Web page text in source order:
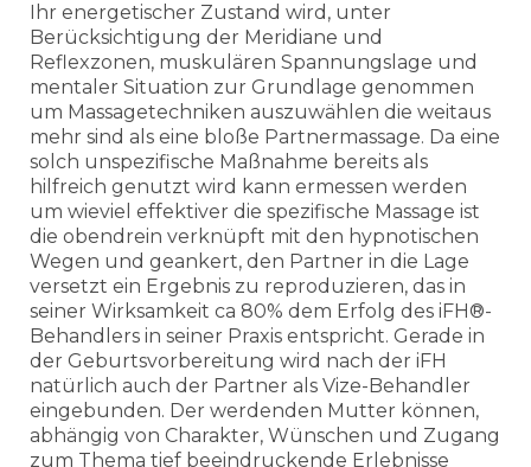
Ihr energetischer Zustand wird, unter
Berücksichtigung der Meridiane und
Reflexzonen, muskulären Spannungslage und
mentaler Situation zur Grundlage genommen
um Massagetechniken auszuwählen die weitaus
mehr sind als eine bloße Partnermassage. Da eine
solch unspezifische Maßnahme bereits als
hilfreich genutzt wird kann ermessen werden
um wieviel effektiver die spezifische Massage ist
die obendrein verknüpft mit den hypnotischen
Wegen und geankert, den Partner in die Lage
versetzt ein Ergebnis zu reproduzieren, das in
seiner Wirksamkeit ca 80% dem Erfolg des iFH®-
Behandlers in seiner Praxis entspricht. Gerade in
der Geburtsvorbereitung wird nach der iFH
natürlich auch der Partner als Vize-Behandler
eingebunden. Der werdenden Mutter können,
abhängig von Charakter, Wünschen und Zugang
zum Thema tief beeindruckende Erlebnisse